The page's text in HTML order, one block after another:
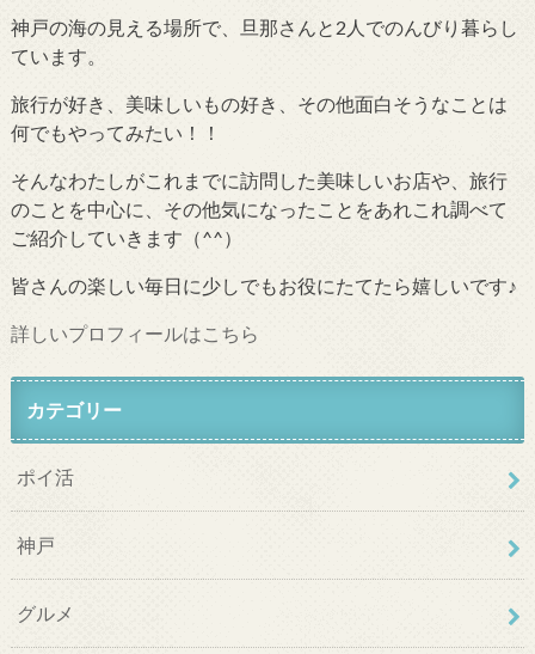
神戸の海の見える場所で、旦那さんと2人でのんびり暮らし
ています。
旅行が好き、美味しいもの好き、その他面白そうなことは
何でもやってみたい！！
そんなわたしがこれまでに訪問した美味しいお店や、旅行
のことを中心に、その他気になったことをあれこれ調べて
ご紹介していきます（^^）
皆さんの楽しい毎日に少しでもお役にたてたら嬉しいです♪
詳しいプロフィールはこちら
カテゴリー
ポイ活
神戸
グルメ